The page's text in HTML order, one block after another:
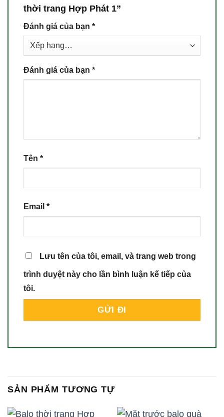
thời trang Hợp Phát 1”
Đánh giá của bạn *
Đánh giá của bạn *
Tên *
Email *
Lưu tên của tôi, email, và trang web trong
trình duyệt này cho lần bình luận kế tiếp của
tôi.
SẢN PHẨM TƯƠNG TỰ